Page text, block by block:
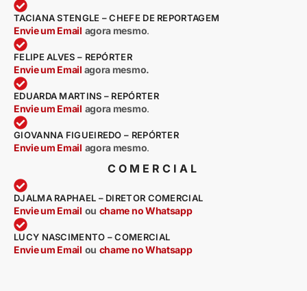
TACIANA STENGLE – CHEFE DE REPORTAGEM
Envie um Email agora mesmo.
FELIPE ALVES – REPÓRTER
Envie um Email agora mesmo.
EDUARDA MARTINS – REPÓRTER
Envie um Email agora mesmo.
GIOVANNA FIGUEIREDO – REPÓRTER
Envie um Email agora mesmo.
COMERCIAL
DJALMA RAPHAEL – DIRETOR COMERCIAL
Envie um Email ou chame no Whatsapp
LUCY NASCIMENTO – COMERCIAL
Envie um Email ou chame no Whatsapp